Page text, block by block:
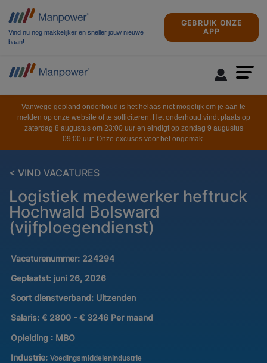
Vind nu nog makkelijker en sneller jouw nieuwe
baan!
GEBRUIK ONZE
APP
Vanwege gepland onderhoud is het helaas niet mogelijk om je aan te
melden op onze website of te solliciteren. Het onderhoud vindt plaats op
zaterdag 8 augustus om 23:00 uur en eindigt op zondag 9 augustus
09:00 uur. Onze excuses voor het ongemak.
< VIND VACATURES
Logistiek medewerker heftruck
Hochwald Bolsward
(vijfploegendienst)
Vacaturenummer: 224294
Geplaatst: juni 26, 2026
Soort dienstverband: Uitzenden
Salaris: € 2800 - € 3246 Per maand
Opleiding : MBO
Industrie: Voedingsmiddelenindustrie